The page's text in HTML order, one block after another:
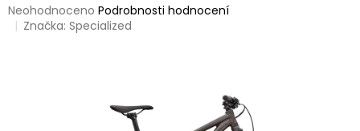
Průměrné
hodnocení
Neohodnoceno Podrobnosti hodnocení
Značka:Specialized